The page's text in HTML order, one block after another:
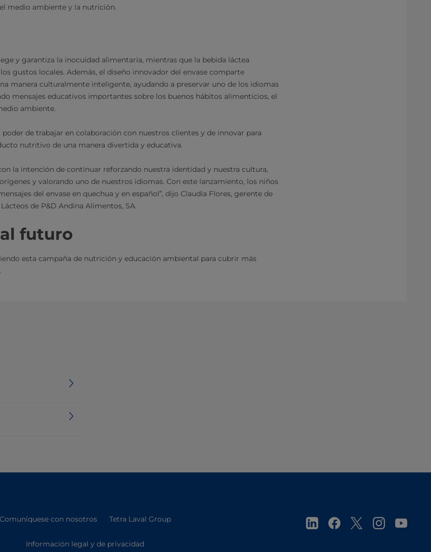
medio ambiente y la nutrición.
y garantiza la inocuidad alimentaria, mientras que la bebida láctea
gustos locales. Además, el diseño innovador del envase comparte
manera culturalmente inteligente, ayudando a preservar uno de los idiomas
mensajes educativos importantes sobre los buenos hábitos alimenticios, el
ambiente.
de trabajar en colaboración con nuestros clientes y de innovar para
nutritivo de una manera divertida y educativa.
la intención de continuar reforzando nuestra identidad y nuestra cultura,
y valorando uno de nuestros idiomas. Con este lanzamiento, los niños
del envase en quechua y en español”, dijo Claudia Flores, gerente de
de P&D Andina Alimentos, SA.
futuro
esta campaña de nutrición y educación ambiental para cubrir más
Comuníquese con nosotros Tetra Laval Group
Información legal y de privacidad